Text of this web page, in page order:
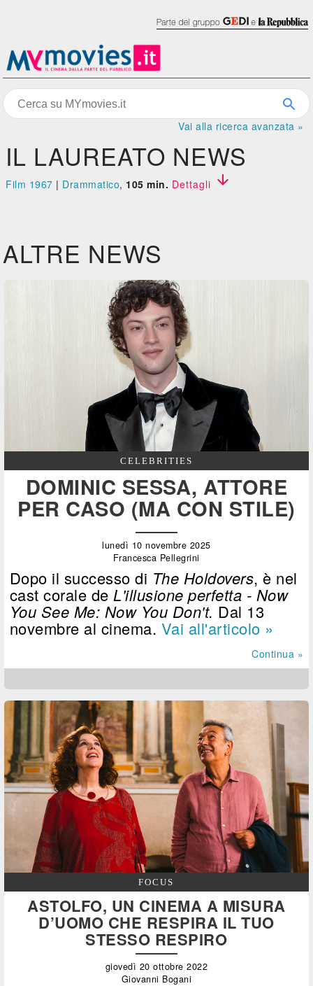
Vai alla ricerca avanzata »
IL LAUREATO NEWS
Film 1967 | Drammatico, 105 min. Dettagli 
ALTRE NEWS
CELEBRITIES
DOMINIC SESSA, ATTORE
PER CASO (MA CON STILE)
lunedì 10 novembre 2025
Francesca Pellegrini
Dopo il successo di The Holdovers, è nel
cast corale deL'illusione perfetta - Now
You See Me: Now You Don't. Dal 13
novembre al cinema. Vai all'articolo »
Continua »
FOCUS
ASTOLFO, UN CINEMA A MISURA
D’UOMO CHE RESPIRA IL TUO
STESSO RESPIRO
giovedì 20 ottobre 2022
Giovanni Bogani